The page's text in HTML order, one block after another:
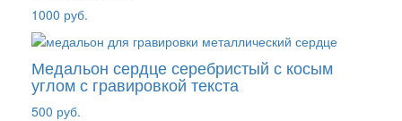
1000 руб.
Медальон сердце серебристый с косым
углом с гравировкой текста
500 руб.